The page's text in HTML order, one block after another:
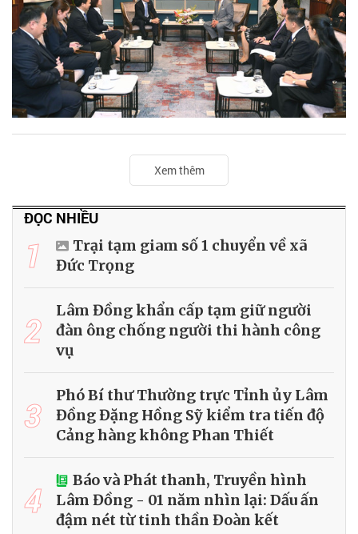
Xem thêm
ĐỌC NHIỀU
1
Trại tạm giam số 1 chuyển về xã
Đức Trọng
2
Lâm Đồng khẩn cấp tạm giữ người
đàn ông chống người thi hành công
vụ
3
Phó Bí thư Thường trực Tỉnh ủy Lâm
Đồng Đặng Hồng Sỹ kiểm tra tiến độ
Cảng hàng không Phan Thiết
4
Báo và Phát thanh, Truyền hình
Lâm Đồng - 01 năm nhìn lại: Dấu ấn
đậm nét từ tinh thần Đoàn kết